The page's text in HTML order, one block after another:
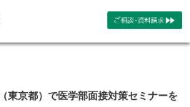
東京都）で医学部面接対策セミナーを